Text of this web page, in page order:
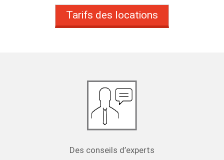
Tarifs des locations
Des conseils d’experts